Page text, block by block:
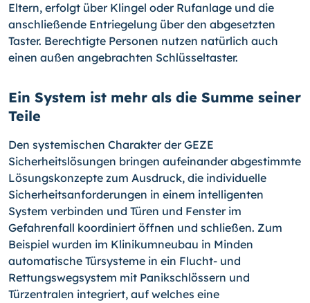
Eltern, erfolgt über Klingel oder Rufanlage und die
anschließende Entriegelung über den abgesetzten
Taster. Berechtigte Personen nutzen natürlich auch
einen außen angebrachten Schlüsseltaster.
Ein System ist mehr als die Summe seiner
Teile
Den systemischen Charakter der GEZE
Sicherheitslösungen bringen aufeinander abgestimmte
Lösungskonzepte zum Ausdruck, die individuelle
Sicherheitsanforderungen in einem intelligenten
System verbinden und Türen und Fenster im
Gefahrenfall koordiniert öffnen und schließen. Zum
Beispiel wurden im Klinikumneubau in Minden
automatische Türsysteme in ein Flucht- und
Rettungswegsystem mit Panikschlössern und
Türzentralen integriert, auf welches eine